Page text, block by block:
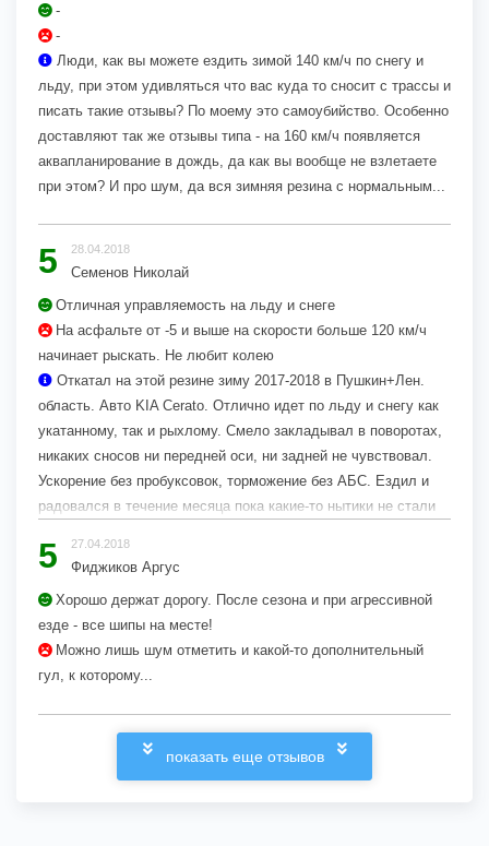
-
-
Люди, как вы можете ездить зимой 140 км/ч по снегу и
льду, при этом удивляться что вас куда то сносит с трассы и
писать такие отзывы? По моему это самоубийство. Особенно
доставляют так же отзывы типа - на 160 км/ч появляется
аквапланирование в дождь, да как вы вообще не взлетаете
при этом? И про шум, да вся зимняя резина с нормальным...
5 28.04.2018
Семенов Николай
Отличная управляемость на льду и снеге
На асфальте от -5 и выше на скорости больше 120 км/ч
начинает рыскать. Не любит колею
Откатал на этой резине зиму 2017-2018 в Пушкин+Лен.
область. Авто KIA Cerato. Отлично идет по льду и снегу как
укатанному, так и рыхлому. Смело закладывал в поворотах,
никаких сносов ни передней оси, ни задней не чувствовал.
Ускорение без пробуксовок, торможение без АБС. Ездил и
радовался в течение месяца пока какие-то нытики не стали
залили все реагентами и вычистили до асфальта. Машина
5 27.04.2018
Фиджиков Аргус
Хорошо держат дорогу. После сезона и при агрессивной
езде - все шипы на месте!
Можно лишь шум отметить и какой-то дополнительный
гул, к которому...
показать еще отзывов